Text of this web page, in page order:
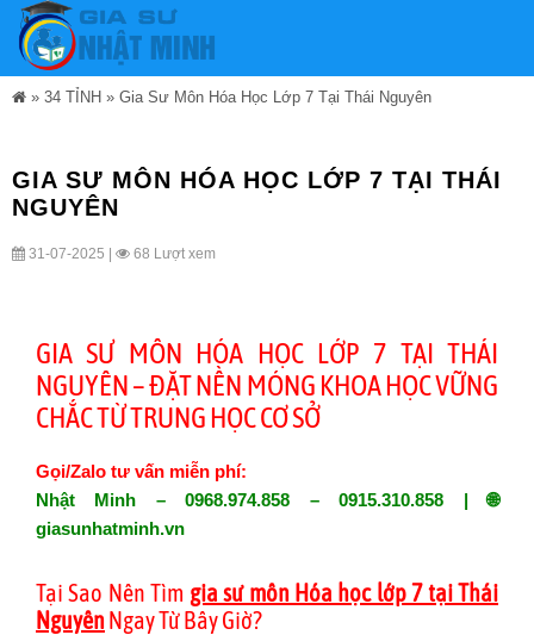
» 34 TỈNH » Gia Sư Môn Hóa Học Lớp 7 Tại Thái Nguyên
GIA SƯ MÔN HÓA HỌC LỚP 7 TẠI THÁI
NGUYÊN
31-07-2025 | 68 Lượt xem
GIA SƯ MÔN HÓA HỌC LỚP 7 TẠI THÁI
NGUYÊN – ĐẶT NỀN MÓNG KHOA HỌC VỮNG
CHẮC TỪ TRUNG HỌC CƠ SỞ
Gọi/Zalo tư vấn miễn phí:
Nhật Minh – 0968.974.858 – 0915.310.858 | 🌐
giasunhatminh.vn
Tại Sao Nên Tìm gia sư môn Hóa học lớp 7 tại Thái
NguyênNgay Từ Bây Giờ?